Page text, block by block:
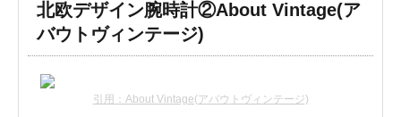
北欧デザイン腕時計②About Vintage(ア
バウトヴィンテージ)
引用：About Vintage(アバウトヴィンテージ)